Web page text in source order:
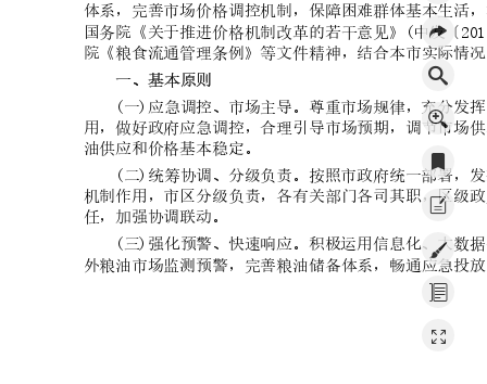
体系，完善市场价格调控机制，保障困 难群体基本生 活
国务院《关于推进价格机 制改革的若干意见》(中发〔
院《粮食流通管理条例》 等文件精神， 结合本市实际情
一、基本原则
(一)应急调控、 市场主导。尊重市场规律， 充分发
用，做好政府应急调控，合理引导市场预期，调节市场
油供应和价格基本稳定。
(二)统筹协调、 分级负责。按照市政府统一部署，
机制作用， 市区分级负责，各有关部门各司其职，区 级
任，加强协调联动。
(三)强化预警、 快速响应。积极运用信息化、大数
外粮油市场监测预警，完善粮油储备体系，畅通应急 投